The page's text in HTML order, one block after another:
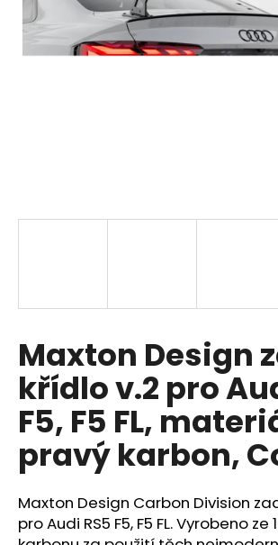
Maxton Design
křídlo v.2 pro
F5, F5 FL,
pravý karbon,
Maxton Design Carbon Division
pro Audi RS5 F5, F5 FL. Vyrobeno ze
a
o
o
r
u
č
u
j
e
e